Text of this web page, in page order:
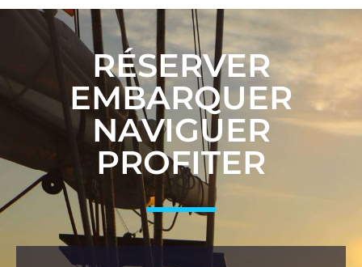
RÉSERVER
EMBARQUER
NAVIGUER
PROFITER